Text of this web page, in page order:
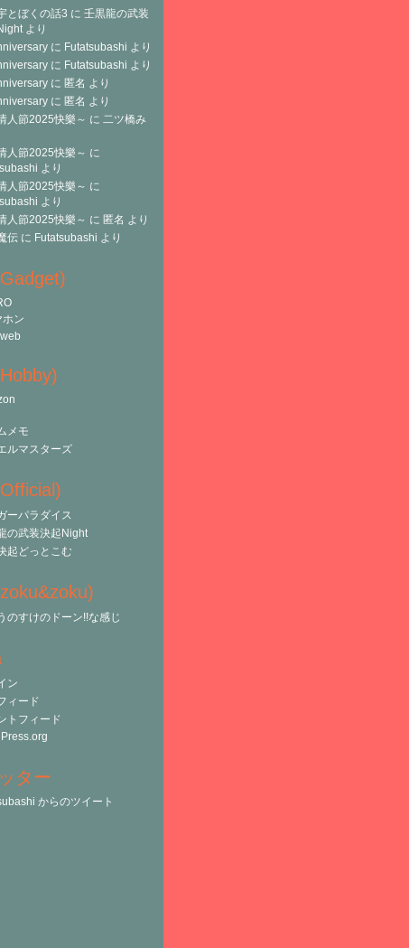
とぼくの話3 に 壬黒龍の武装
より
に Futatsubashi より
に Futatsubashi より
に 匿名 より
に 匿名 より
人節2025快樂～ に 二ツ橋み
人節2025快樂～ に
より
人節2025快樂～ に
より
人節2025快樂～ に 匿名 より
伝 に Futatsubashi より
ン
メモ
ルマスターズ
ーパラダイス
の武装決起Night
起どっとこむ
のすけのドーン!!な感じ
ン
ィード
トフィード
ター
からのツイート